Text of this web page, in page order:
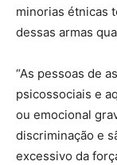
minorias étnicas
dessas armas
“As pessoas de
psicossociais e
ou emocional
discriminação e
excessivo da